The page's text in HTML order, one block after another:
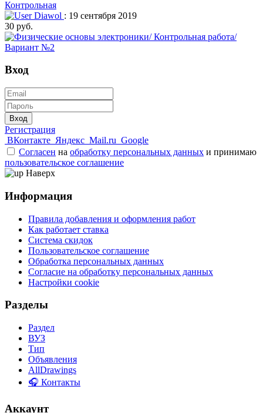
Контрольная
Diawol : 19 сентября 2019
30 руб.
Вход
Вход
Регистрация
ВКонтакте Яндекс Mail.ru Google
Согласен на обработку персональных данных и принимаю
пользовательское соглашение
Наверх
Информация
Правила добавления и оформления работ
Как работает ставка
Система скидок
Пользовательское соглашение
Обработка персональных данных
Согласие на обработку персональных данных
Настройки cookie
Разделы
Раздел
ВУЗ
Тип
Объявления
AllDrawings
🎧 Контакты
Аккаунт